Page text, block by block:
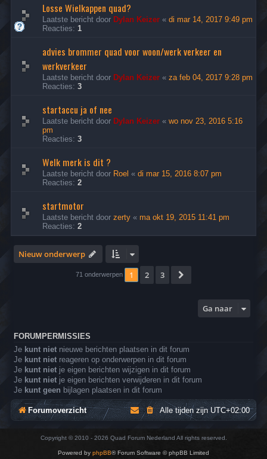
Losse Wielkappen quad?
Laatste bericht door Dylan Keizer « di mar 14, 2017 9:49 pm
Reacties: 1
advies brommer quad voor woon/werk verkeer en
werkverkeer
Laatste bericht door Dylan Keizer « za feb 04, 2017 9:28 pm
Reacties: 3
startaccu ja of nee
Laatste bericht door Dylan Keizer « wo nov 23, 2016 5:16
pm
Reacties: 3
Welk merk is dit ?
Laatste bericht door Roel « di mar 15, 2016 8:07 pm
Reacties: 2
startmotor
Laatste bericht door zerty « ma okt 19, 2015 11:41 pm
Reacties: 2
Nieuw onderwerp
71 onderwerpen 1 2 3
Ga naar
FORUMPERMISSIES
Je kunt niet nieuwe berichten plaatsen in dit forum
Je kunt niet reageren op onderwerpen in dit forum
Je kunt niet je eigen berichten wijzigen in dit forum
Je kunt niet je eigen berichten verwijderen in dit forum
Je kunt geen bijlagen plaatsen in dit forum
Forumoverzicht Alle tijden zijnUTC+02:00
Copyright © 2010 - 2026 Quad Forum Nederland All rights reserved.
Powered by phpBB® Forum Software © phpBB Limited